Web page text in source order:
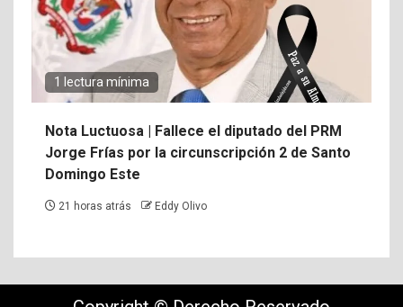
1 lectura mínima
Nota Luctuosa | Fallece el diputado del PRM
Jorge Frías por la circunscripción 2 de Santo
Domingo Este
21 horas atrás Eddy Olivo